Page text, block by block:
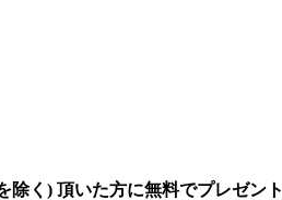
除く) 頂いた方に無料でプレゼント